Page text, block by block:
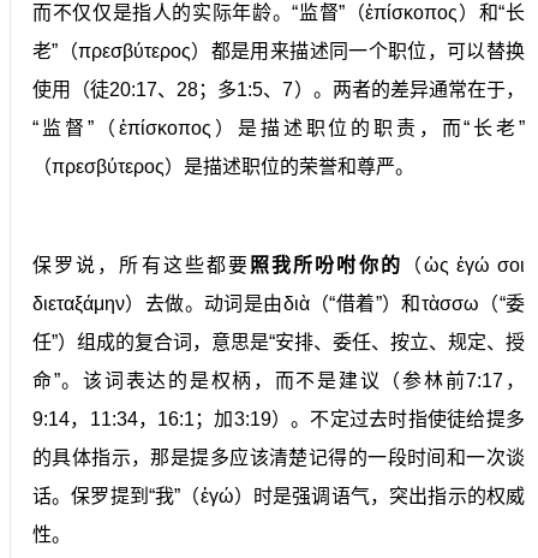
而不仅仅是指人的实际年龄。“监督”（ἐπίσκοπος）和“长
老”（πρεσβύτερος）都是用来描述同一个职位，可以替换
使用（徒20:17、28；多1:5、7）。两者的差异通常在于，
“监督”（ἐπίσκοπος）是描述职位的职责，而“长老”
（πρεσβύτερος）是描述职位的荣誉和尊严。
保罗说，所有这些都要照我所吩咐你的
（ὡς ἐγώ σοι
διεταξάμην）去做。动词是由διὰ（“借着”）和τὰσσω（“委
任”）组成的复合词，意思是“安排、委任、按立、规定、授
命”。该词表达的是权柄，而不是建议（参林前7:17，
9:14，11:34，16:1；加3:19）。不定过去时指使徒给提多
的具体指示，那是提多应该清楚记得的一段时间和一次谈
话。保罗提到“我”（ἐγώ）时是强调语气，突出指示的权威
性。